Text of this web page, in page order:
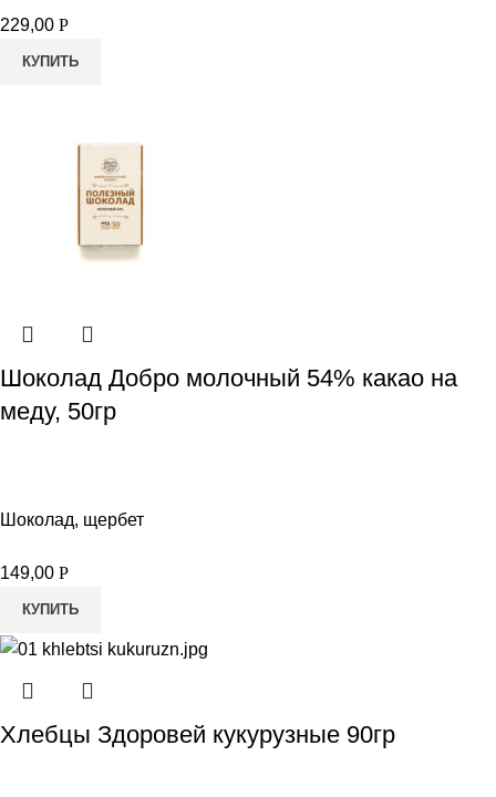
229,00 Р
КУПИТЬ
Шоколад Добро молочный 54% какао на
меду, 50гр
Шоколад, щербет
149,00 Р
КУПИТЬ
Хлебцы Здоровей кукурузные 90гр